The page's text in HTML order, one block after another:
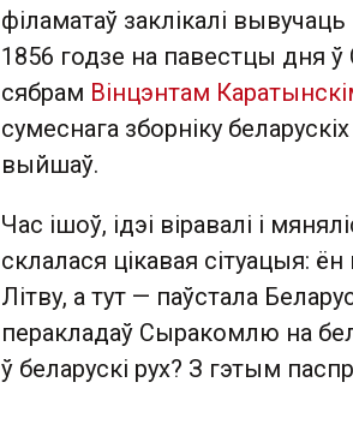
філаматаў заклікалі
1856 годзе на павестцы дня
сябрам Вінцэнтам
сумеснага зборніку
выйшаў.
Час ішоў, ідэі віравалі і
склалася цікавая сітуацыя:
Літву, а тут — паўстала
перакладаў Сыракомлю на
ў беларускі рух? З гэтым